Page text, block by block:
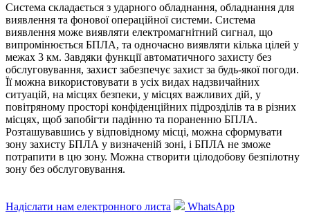
Система складається з ударного обладнання, обладнання для
виявлення та фонової операційної системи. Система
виявлення може виявляти електромагнітний сигнал, що
випромінюється БПЛА, та одночасно виявляти кілька цілей у
межах 3 км. Завдяки функції автоматичного захисту без
обслуговування, захист забезпечує захист за будь-якої погоди.
Її можна використовувати в усіх видах надзвичайних
ситуацій, на місцях безпеки, у місцях важливих дій, у
повітряному просторі конфіденційних підрозділів та в різних
місцях, щоб запобігти падінню та пораненню БПЛА.
Розташувавшись у відповідному місці, можна сформувати
зону захисту БПЛА у визначеній зоні, і БПЛА не зможе
потрапити в цю зону. Можна створити цілодобову безпілотну
зону без обслуговування.
Надіслати нам електронного листа WhatsApp